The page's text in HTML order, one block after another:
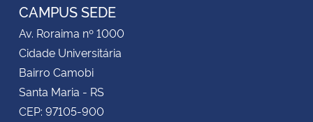
Banco Central do Brasil
CAMPUS SEDE
Av. Roraima nº 1000
Cidade Universitária
Bairro Camobi
Santa Maria - RS
CEP: 97105-900